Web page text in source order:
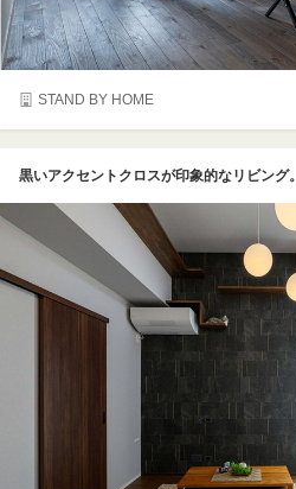
STAND BY HOME